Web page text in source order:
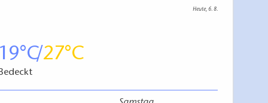
Heute, 6. 8.
19 27
Bedeckt